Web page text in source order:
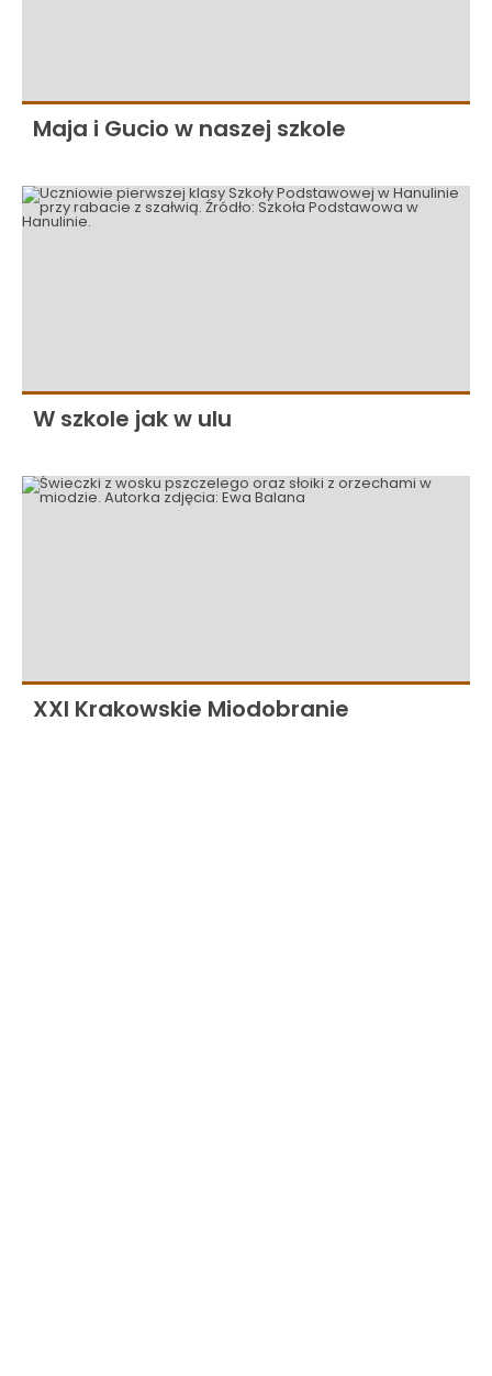
Maja i Gucio w naszej szkole
W szkole jak w ulu
XXI Krakowskie Miodobranie